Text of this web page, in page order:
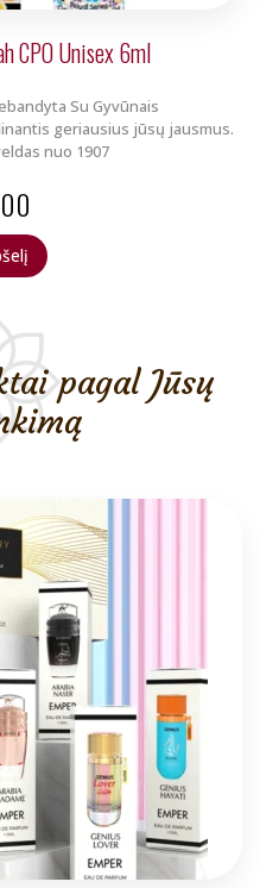
CPO Unisex 6ml
Su Gyvūnais
geriausius jūsų jausmus.
nuo 1907
pagal Jūsų